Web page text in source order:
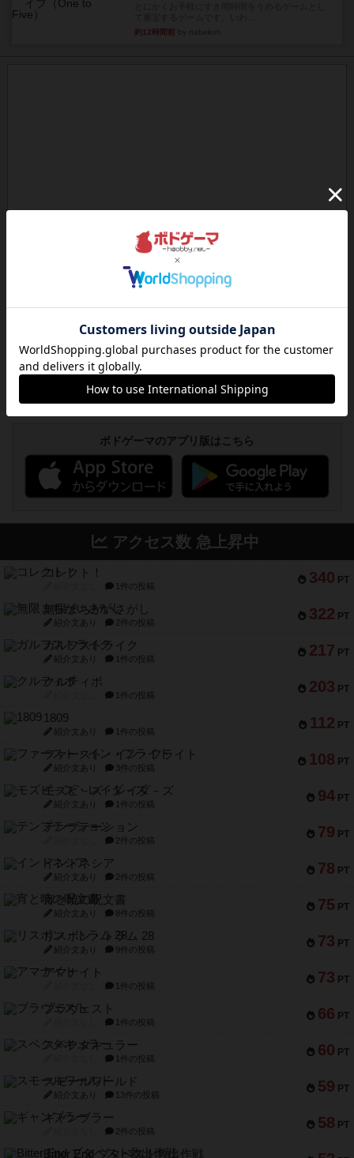
約12時間前
ボドゲーマのアプリ版はこちら
アクセス数 急上昇中
340 PT
コレクト！
1件の投稿
322 PT
無限まちがいさがし
紹介文あり 2件の投稿
217 PT
ガルフストライク
紹介文あり 1件の投稿
203 PT
クルティボ
1件の投稿
112 PT
1809
紹介文あり 1件の投稿
108 PT
ファースト・イン・フライト
紹介文あり 3件の投稿
94 PT
モズビ－ズ・レイダ－ズ
紹介文あり 1件の投稿
79 PT
テンプテーション
2件の投稿
78 PT
インドネシア
紹介文あり 2件の投稿
75 PT
宵と暁の呪文書
紹介文あり 8件の投稿
73 PT
リスボン・トラム 28
紹介文あり 9件の投稿
73 PT
アマナイト
1件の投稿
66 PT
ブラヴェスト
1件の投稿
60 PT
スペクタキュラー
1件の投稿
59 PT
スモールワールド
紹介文あり 13件の投稿
58 PT
ギャンブラー
2件の投稿
Bitter End ブタペスト救出作戦